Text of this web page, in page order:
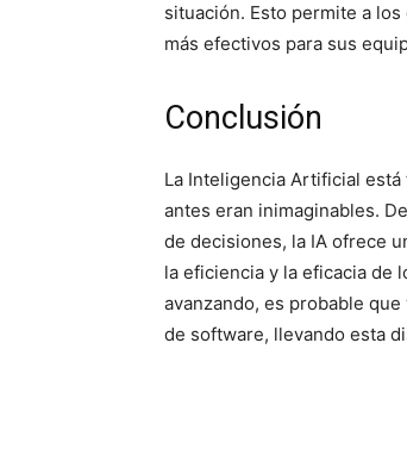
situación. Esto permite a
más efectivos para sus
Conclusión
La Inteligencia Artificial
antes eran inimaginables.
de decisiones, la IA ofrece
la eficiencia y la eficacia de
avanzando, es probable
de software, llevando esta